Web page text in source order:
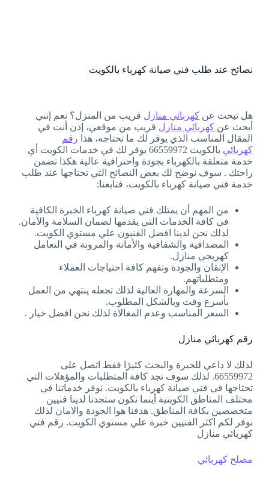
نصائح عند طلب فني صيانة كهرباء بالكويت
هل تبحث عن كهربائي منازل قريب من المنزل؟ نعم إنني
أبحث عن كهربائي منازل قريب من موقعي، إذن أنت في
المقال المناسب الذي يوفر لك ما تحتاجه، هذا رقم
كهربائي
بالكويت 66559972 يوفر لك في خدمات الكويت أي
خدمة متعلقة بالكهرباء بجودة واحترافية عالية هكذا تضمن
راحتك . سوف نوضح لك بعض النصائح التي تحتاجها عند طلب
خدمة فني صيانة كهرباء بالكويت، فتابعنا:
من المهم أن يمتلك فني صيانة كهرباء الخبرة الكافية
في كافة الخدمات التي يقدمها لضمان السلامة والأمان.
لذلك نحن لدينا افضل الفنيون علي مستوي الكويت.
المصداقية والشفافية والأمانة والمرونة في التعامل
كهربجي منازل.
الإتقان والجودة وتفهم كافة احتياجات العملاء
ومتطلباتهم.
السرعة والمهارة العالية لذلك تجعله ينتهي من العمل
بأسرع وقت وبالشكل المطلوب.
السعر المناسب وعدم المغالاة لذلك نحن افضل خيار .
رقم كهربائي منازل
لذلك لا داعي للحيرة والبحث كثيرًا فقط اتصل على
66559972. لذلك سوف تجد كافة المتطلبات والمؤهلات التي
تحتاجها في فني صيانة كهرباء بالكويت. نوفر خدماتنا في
مختلف المناطق الكويتية أينما تكون ستجدنا لدينا فنيين
متخصصين بكافة المناطق. هدفنا هوا الجودة والامان لذلك
نوفر لكم اكثر الفنيين خبرة علي مستوي الكويت. رقم فني
كهربائي منازل
مصلح كهربائي